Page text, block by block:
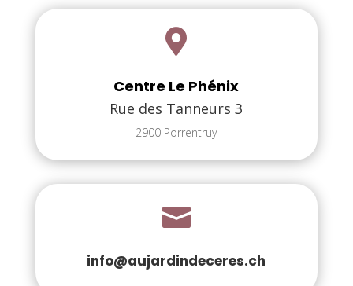

Centre Le Phénix
Rue des Tanneurs 3
2900 Porrentruy

info@aujardindeceres.ch